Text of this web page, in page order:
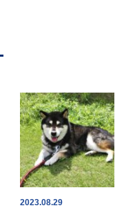
2023.08.29